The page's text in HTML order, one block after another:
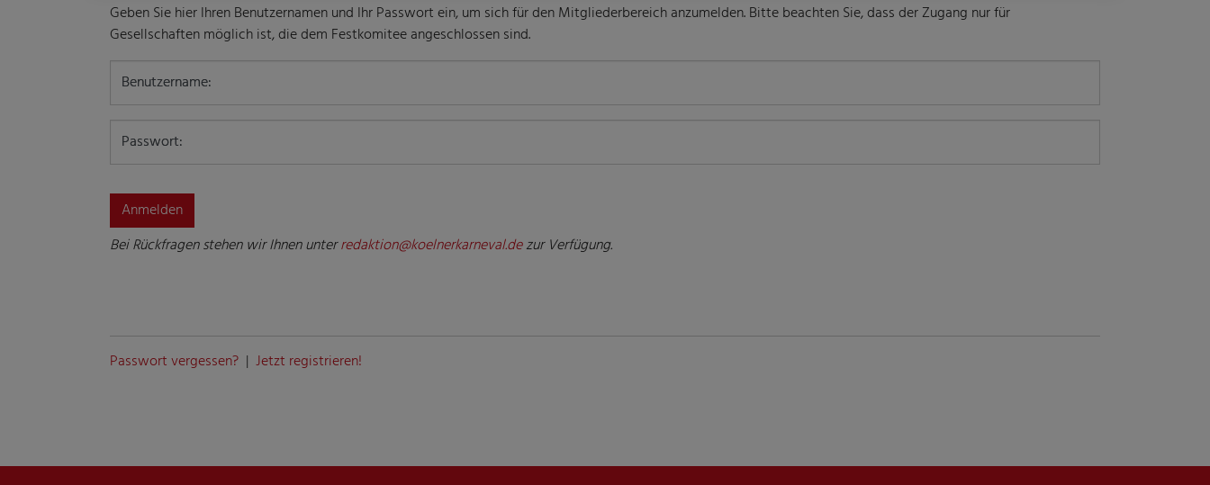
Geben Sie hier Ihren Benutzernamen und Ihr Passwort ein, um sich für den Mitgliederbereich anzumelden. Bitte beachten Sie, dass der Zugang nur für
Gesellschaften möglich ist, die dem Festkomitee angeschlossen sind.
Benutzername:
Passwort:
Bei Rückfragen stehen wir Ihnen unterredaktion@koelnerkarneval.dezur Verfügung.
Passwort vergessen? | Jetzt registrieren!